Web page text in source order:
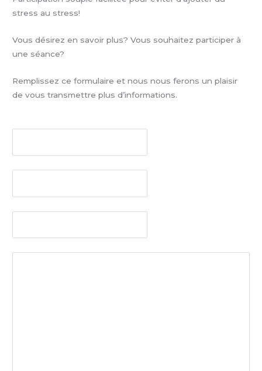
stress au stress!
Vous désirez en savoir plus? Vous souhaitez participer à
une séance?
Remplissez ce formulaire et nous nous ferons un plaisir
de vous transmettre plus d’informations.